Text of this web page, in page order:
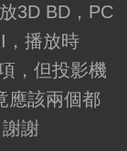
3D BD，PC
，播放時
，但投影機
應該兩個都
謝